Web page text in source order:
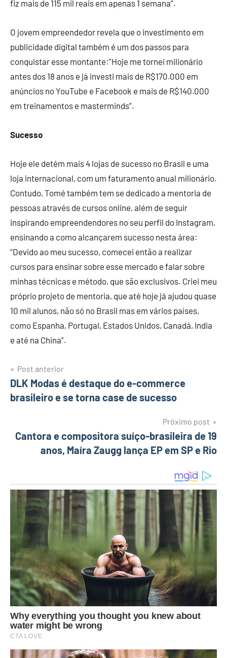
fiz mais de 115 mil reais em apenas 1 semana”.
O jovem empreendedor revela que o investimento em
publicidade digital também é um dos passos para
conquistar esse montante:”Hoje me tornei milionário
antes dos 18 anos e já investi mais de R$170.000 em
anúncios no YouTube e Facebook e mais de R$140.000
em treinamentos e masterminds”.
Sucesso
Hoje ele detém mais 4 lojas de sucesso no Brasil e uma
loja internacional, com um faturamento anual milionário.
Contudo, Tomé também tem se dedicado a mentoria de
pessoas através de cursos online, além de seguir
inspirando empreendendores no seu perfil do Instagram,
ensinando a como alcançarem sucesso nesta área:
“Devido ao meu sucesso, comecei então a realizar
cursos para ensinar sobre esse mercado e falar sobre
minhas técnicas e método, que são exclusivos. Criei meu
próprio projeto de mentoria, que até hoje já ajudou quase
10 mil alunos, não só no Brasil mas em vários países,
como Espanha, Portugal, Estados Unidos, Canadá, India
e até na China”.
Navegação
de
Post anterior
DLK Modas é destaque do e-commerce
brasileiro e se torna case de sucesso
Próximo post
Cantora e compositora suíço-brasileira de 19
anos, Maíra Zaugg lança EP em SP e Rio